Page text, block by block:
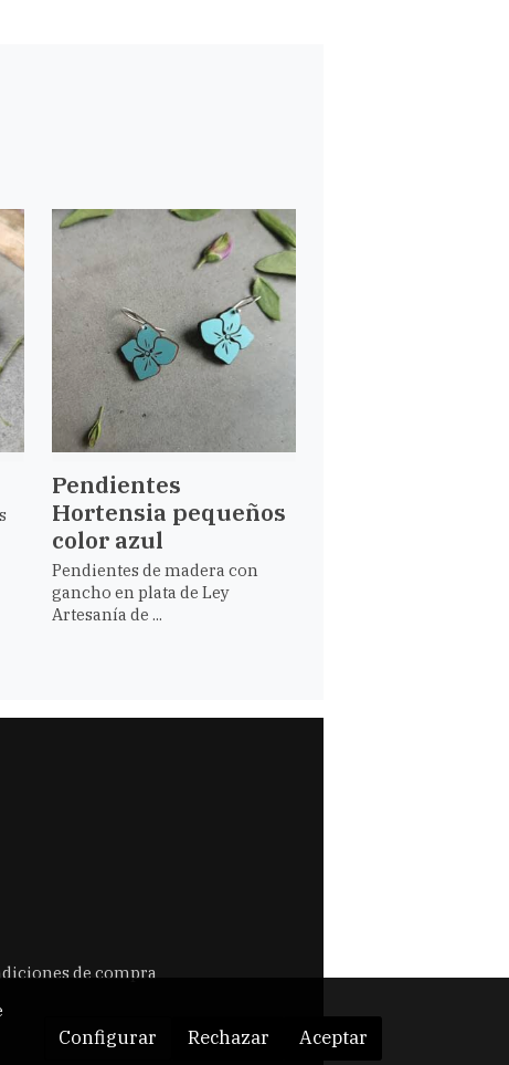
Pendientes
Hortensia pequeños
color azul
Pendientes de madera con
gancho en plata de Ley
Artesanía de ...
de compra
Configurar Rechazar Aceptar